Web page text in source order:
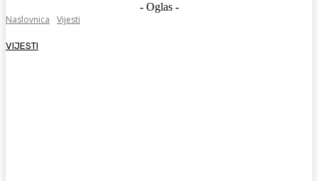
- Oglas -
Naslovnica
Vijesti
VIJESTI